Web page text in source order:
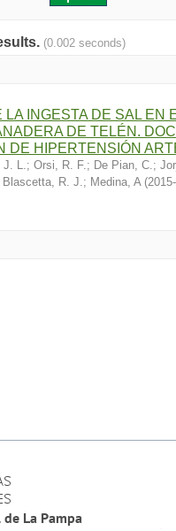
(0.002 seconds)
LA INGESTA DE SAL EN
DE TELÉN.
DE HIPERTENSIÓN
J. L.; Orsi, R. F.; De Pian, C.;
Blascetta, R. J.; Medina, A (